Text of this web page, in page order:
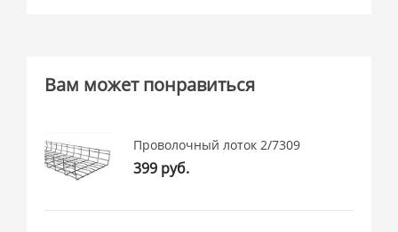
Вам может понравиться
Проволочный лоток 2/7309
399 руб.